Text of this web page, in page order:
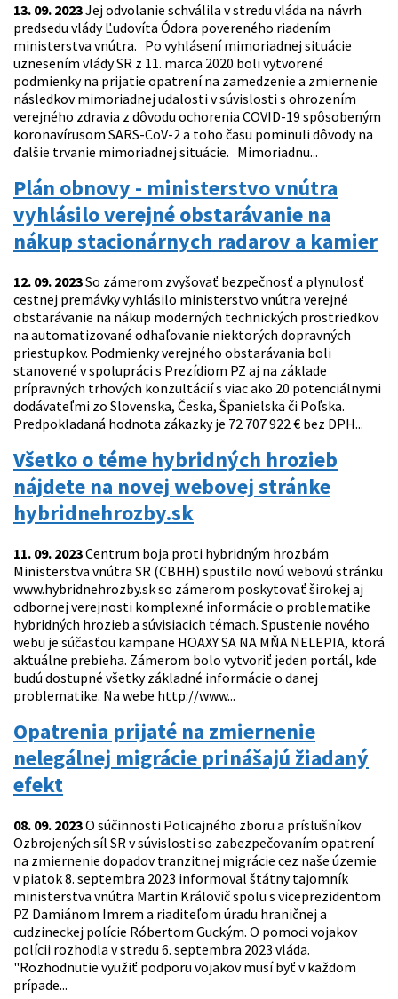
13. 09. 2023Jej odvolanie schválila v stredu vláda na návrh
predsedu vlády Ľudovíta Ódora povereného riadením
ministerstva vnútra. Po vyhlásení mimoriadnej situácie
uznesením vlády SR z 11. marca 2020 boli vytvorené
podmienky na prijatie opatrení na zamedzenie a zmiernenie
následkov mimoriadnej udalosti v súvislosti s ohrozením
verejného zdravia z dôvodu ochorenia COVID-19 spôsobeným
koronavírusom SARS-CoV-2 a toho času pominuli dôvody na
ďalšie trvanie mimoriadnej situácie. Mimoriadnu...
Plán obnovy - ministerstvo vnútra
vyhlásilo verejné obstarávanie na
nákup stacionárnych radarov a kamier
12. 09. 2023So zámerom zvyšovať bezpečnosť a plynulosť
cestnej premávky vyhlásilo ministerstvo vnútra verejné
obstarávanie na nákup moderných technických prostriedkov
na automatizované odhaľovanie niektorých dopravných
priestupkov. Podmienky verejného obstarávania boli
stanovené v spolupráci s Prezídiom PZ aj na základe
prípravných trhových konzultácií s viac ako 20 potenciálnymi
dodávateľmi zo Slovenska, Česka, Španielska či Poľska.
Predpokladaná hodnota zákazky je 72 707 922 € bez DPH...
Všetko o téme hybridných hrozieb
nájdete na novej webovej stránke
hybridnehrozby.sk
11. 09. 2023Centrum boja proti hybridným hrozbám
Ministerstva vnútra SR (CBHH) spustilo novú webovú stránku
www.hybridnehrozby.sk so zámerom poskytovať širokej aj
odbornej verejnosti komplexné informácie o problematike
hybridných hrozieb a súvisiacich témach. Spustenie nového
webu je súčasťou kampane HOAXY SA NA MŇA NELEPIA, ktorá
aktuálne prebieha. Zámerom bolo vytvoriť jeden portál, kde
budú dostupné všetky základné informácie o danej
problematike. Na webe http://www...
Opatrenia prijaté na zmiernenie
nelegálnej migrácie prinášajú žiadaný
efekt
08. 09. 2023O súčinnosti Policajného zboru a príslušníkov
Ozbrojených síl SR v súvislosti so zabezpečovaním opatrení
na zmiernenie dopadov tranzitnej migrácie cez naše územie
v piatok 8. septembra 2023 informoval štátny tajomník
ministerstva vnútra Martin Královič spolu s viceprezidentom
PZ Damiánom Imrem a riaditeľom úradu hraničnej a
cudzineckej polície Róbertom Guckým. O pomoci vojakov
polícii rozhodla v stredu 6. septembra 2023 vláda.
"Rozhodnutie využiť podporu vojakov musí byť v každom
prípade...